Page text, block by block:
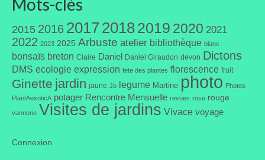
Mots-clés
2015 2016 201720182019 2020 2021
2022 2023 2025 Arbuste atelier bibliothèque blanc
bonsaïs breton Claire Daniel Daniel Giraudon devon Dictons
DMS ecologie expression fete des plantes florescence fruit
Ginette jardin jaune Jo legume Martine photo Photos
PlantAexoticA potager Rencontre Mensuelle revues rose rouge
vannerie Visites de jardins Vivace voyage
Connexion